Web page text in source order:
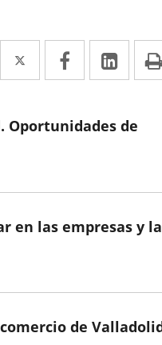
Twitter
Enlace
a
aplicación
Facebook
Enlace
a
aplicación
a
Oportunidades de
en las empresas y
de